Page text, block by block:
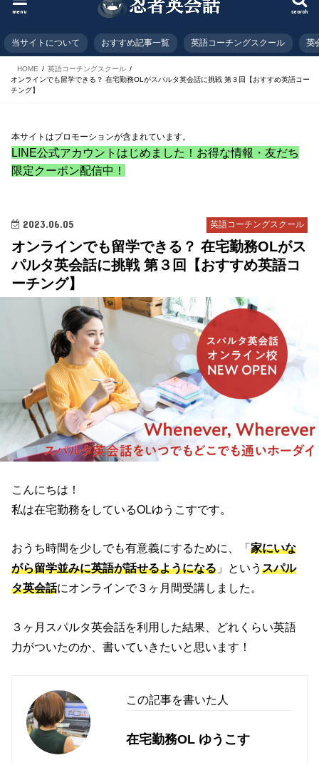
search
menu
当サイトについて おすすめ記事一覧 英語コーチングスクール 英
HOME
英語コーチングスクール
オンラインでも留学できる？ 在宅勤務OLがスパルタ英会話に挑戦 第３回【おすすめ英語コー
チング】
本サイトはプロモーションが含まれています。
LINE公式アカウントはじめました！お得な情報・友だち
限定クーポン配信中！
英語コーチングスクール
2023.06.05
オンラインでも留学できる？ 在宅勤務OLがス
パルタ英会話に挑戦 第３回【おすすめ英語コ
ーチング】
こんにちは！
私は在宅勤務をしているOLゆうこすです。
おうち時間を少しでも有意義にするために、「家にいな
がら留学並みに英語が話せるようになる 」というスパル
タ英会話にオンラインで３ヶ月間受講しました。
３ヶ月スパルタ英会話を利用した結果、どれくらい英語
力がついたのか、書いていきたいと思います！
この記事を書いた人
在宅勤務OL ゆうこす